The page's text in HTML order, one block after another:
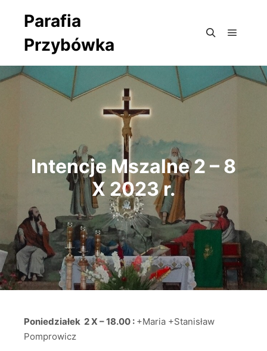
Parafia
Przybówka
Intencje Mszalne 2 – 8
X 2023 r.
Poniedziałek 2 X – 18.00 : +Maria +Stanisław
Pomprowicz